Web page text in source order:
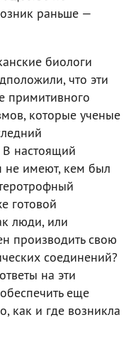
раньше —
биологи
что эти
примитивного
которые ученые
настоящий
не имеют, кем был
готовой
люди, или
производить свою
соединений?
на эти
еще
как и где возникла